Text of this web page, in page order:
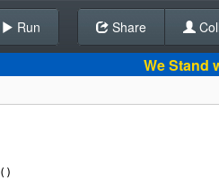
Back
Run Share
We Stand
()